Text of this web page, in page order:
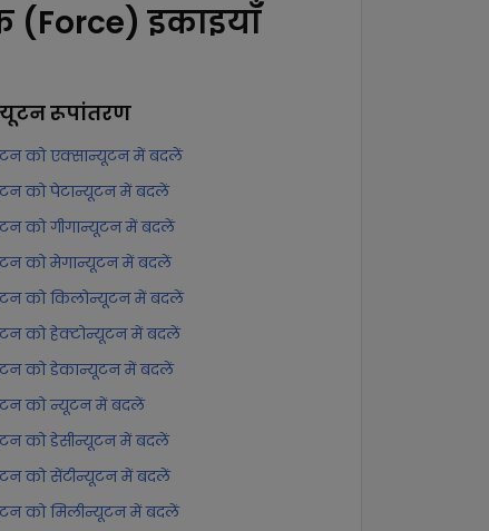
(Force) इकाइयाँ
रूपांतरण
को एक्सान्यूटन में बदलें
को पेटान्यूटन में बदलें
को गीगान्यूटन में बदलें
को मेगान्यूटन में बदलें
को किलोन्यूटन में बदलें
को हेक्टोन्यूटन में बदलें
को डेकान्यूटन में बदलें
को न्यूटन में बदलें
को डेसीन्यूटन में बदलें
को सेंटीन्यूटन में बदलें
को मिलीन्यूटन में बदलें